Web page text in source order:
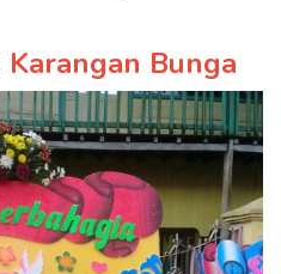
Karangan Bunga